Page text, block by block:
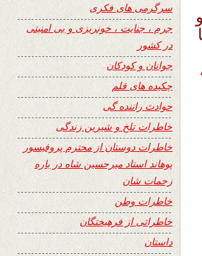
سرگرمی های فکری
جرم ، جنایت ، خونریزی و بی امنیتی
در کشور
جوانان و کودکان
چکیده های قلم
حوادث راننده گی
خاطرات تلخ و شیرین زندگی
خاطرات دوستان از محترم پروفیسور
پوهاند استاد میرحسین شاه در باره
زحمات شان
خاطرات وطن
خاطراتی از فرهیختگان
داستان